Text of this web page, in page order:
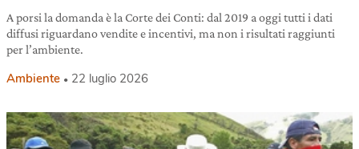
A porsi la domanda è la Corte dei Conti: dal 2019 a oggi tutti i dati
diffusi riguardano vendite e incentivi, ma non i risultati raggiunti
per l’ambiente.
Ambiente 22 luglio 2026